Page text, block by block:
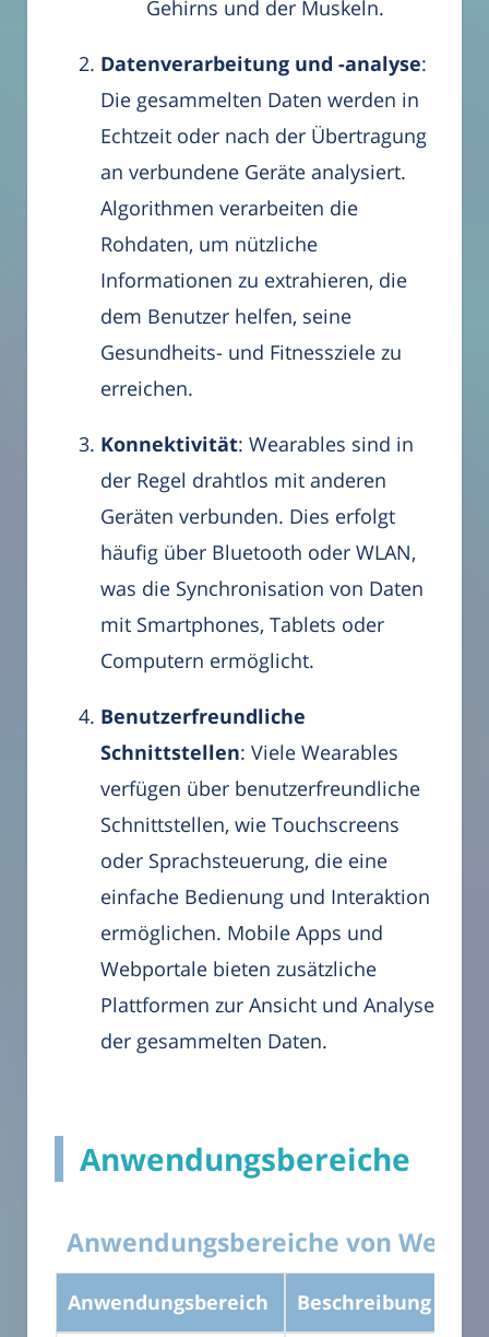
Gehirns und der Muskeln.
Datenverarbeitung und -analyse:
Die gesammelten Daten werden in
Echtzeit oder nach der Übertragung
an verbundene Geräte analysiert.
Algorithmen verarbeiten die
Rohdaten, um nützliche
Informationen zu extrahieren, die
dem Benutzer helfen, seine
Gesundheits- und Fitnessziele zu
erreichen.
Konnektivität: Wearables sind in
der Regel drahtlos mit anderen
Geräten verbunden. Dies erfolgt
häufig über Bluetooth oder WLAN,
was die Synchronisation von Daten
mit Smartphones, Tablets oder
Computern ermöglicht.
Benutzerfreundliche
Schnittstellen: Viele Wearables
verfügen über benutzerfreundliche
Schnittstellen, wie Touchscreens
oder Sprachsteuerung, die eine
einfache Bedienung und Interaktion
ermöglichen. Mobile Apps und
Webportale bieten zusätzliche
Plattformen zur Ansicht und Analyse
der gesammelten Daten.
Anwendungsbereiche
Anwendungsbereiche von
Anwendungsbereich Beschreibung